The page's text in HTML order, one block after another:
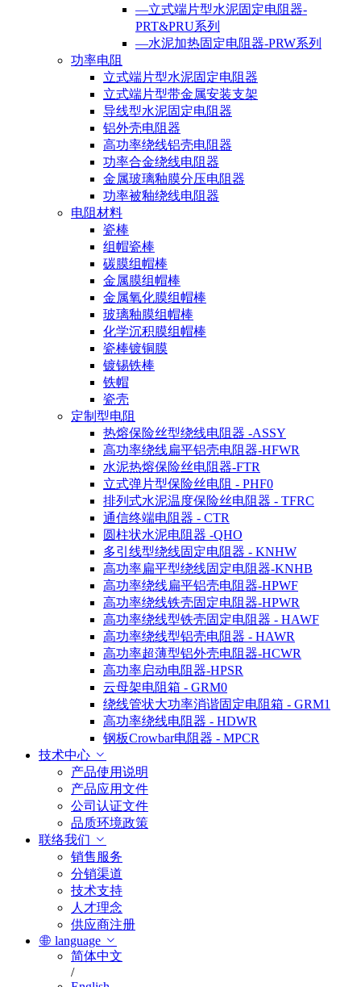
—立式端片型水泥固定电阻器-
PRT&PRU系列
—水泥加热固定电阻器-PRW系列
功率电阻
立式端片型水泥固定电阻器
立式端片型带金属安装支架
导线型水泥固定电阻器
铝外壳电阻器
高功率绕线铝壳电阻器
功率合金绕线电阻器
金属玻璃釉膜分压电阻器
功率被釉绕线电阻器
电阻材料
瓷棒
组帽瓷棒
碳膜组帽棒
金属膜组帽棒
金属氧化膜组帽棒
玻璃釉膜组帽棒
化学沉积膜组帽棒
瓷棒镀铜膜
镀锡铁棒
铁帽
瓷壳
定制型电阻
热熔保险丝型绕线电阻器 -ASSY
高功率绕线扁平铝壳电阻器-HFWR
水泥热熔保险丝电阻器-FTR
立式弹片型保险丝电阻 - PHF0
排列式水泥温度保险丝电阻器 - TFRC
通信终端电阻器 - CTR
圆柱状水泥电阻器 -QHO
多引线型绕线固定电阻器 - KNHW
高功率扁平型绕线固定电阻器-KNHB
高功率绕线扁平铝壳电阻器-HPWF
高功率绕线铁壳固定电阻器-HPWR
高功率绕线型铁壳固定电阻器 - HAWF
高功率绕线型铝壳电阻器 - HAWR
高功率超薄型铝外壳电阻器-HCWR
高功率启动电阻器-HPSR
云母架电阻箱 - GRM0
绕线管状大功率消谐固定电阻箱 - GRM1
高功率绕线电阻器 - HDWR
钢板Crowbar电阻器 - MPCR
技术中心
产品使用说明
产品应用文件
公司认证文件
品质环境政策
联络我们
销售服务
分销渠道
技术支持
人才理念
供应商注册
language
简体中文
/